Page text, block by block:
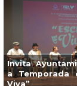
Invita
a Temporada
Viva”